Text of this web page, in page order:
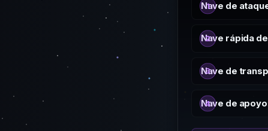
Nave de
Nave rápida
Nave de
Nave de